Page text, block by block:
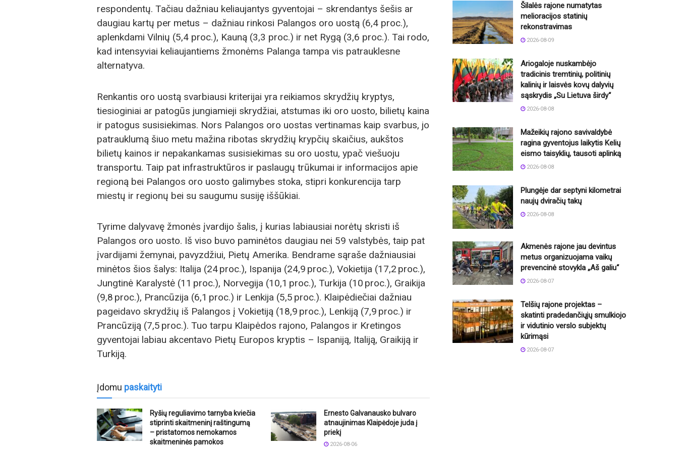
respondentų. Tačiau dažniau keliaujantys gyventojai – skrendantys šešis ar
daugiau kartų per metus – dažniau rinkosi Palangos oro uostą (6,4 proc.),
aplenkdami Vilnių (5,4 proc.), Kauną (3,3 proc.) ir net Rygą (3,6 proc.). Tai rodo,
kad intensyviai keliaujantiems žmonėms Palanga tampa vis patrauklesne
alternatyva.
Renkantis oro uostą svarbiausi kriterijai yra reikiamos skrydžių kryptys,
tiesioginiai ar patogūs jungiamieji skrydžiai, atstumas iki oro uosto, bilietų kaina
ir patogus susisiekimas. Nors Palangos oro uostas vertinamas kaip svarbus, jo
patrauklumą šiuo metu mažina ribotas skrydžių krypčių skaičius, aukštos
bilietų kainos ir nepakankamas susisiekimas su oro uostu, ypač viešuoju
transportu. Taip pat infrastruktūros ir paslaugų trūkumai ir informacijos apie
regioną bei Palangos oro uosto galimybes stoka, stipri konkurencija tarp
miestų ir regionų bei su saugumu susiję iššūkiai.
Tyrime dalyvavę žmonės įvardijo šalis, į kurias labiausiai norėtų skristi iš
Palangos oro uosto. Iš viso buvo paminėtos daugiau nei 59 valstybės, taip pat
įvardijami žemynai, pavyzdžiui, Pietų Amerika. Bendrame sąraše dažniausiai
minėtos šios šalys: Italija (24 proc.), Ispanija (24,9 proc.), Vokietija (17,2 proc.),
Jungtinė Karalystė (11 proc.), Norvegija (10,1 proc.), Turkija (10 proc.), Graikija
(9,8 proc.), Prancūzija (6,1 proc.) ir Lenkija (5,5 proc.). Klaipėdiečiai dažniau
pageidavo skrydžių iš Palangos į Vokietiją (18,9 proc.), Lenkiją (7,9 proc.) ir
Prancūziją (7,5 proc.). Tuo tarpu Klaipėdos rajono, Palangos ir Kretingos
gyventojai labiau akcentavo Pietų Europos kryptis – Ispaniją, Italiją, Graikiją ir
Turkiją.
Įdomu paskaityti
Ryšių reguliavimo tarnyba kviečia
stiprinti skaitmeninį raštingumą
– pristatomos nemokamos
skaitmeninės pamokos
Ernesto Galvanausko bulvaro
atnaujinimas Klaipėdoje juda į
priekį
2026-08-06
Šilalės rajone numatytas
melioracijos statinių
rekonstravimas
2026-08-09
Ariogaloje nuskambėjo
tradicinis tremtinių, politinių
kalinių ir laisvės kovų dalyvių
sąskrydis „Su Lietuva širdy“
2026-08-08
Mažeikių rajono savivaldybė
ragina gyventojus laikytis Kelių
eismo taisyklių, tausoti aplinką
2026-08-08
Plungėje dar septyni kilometrai
naujų dviračių takų
2026-08-08
Akmenės rajone jau devintus
metus organizuojama vaikų
prevencinė stovykla „Aš galiu“
2026-08-07
Telšių rajone projektas –
skatinti pradedančiųjų smulkiojo
ir vidutinio verslo subjektų
kūrimąsi
2026-08-07